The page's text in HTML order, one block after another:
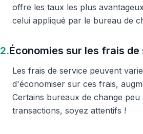
offre les taux les plus
celui appliqué par le bureau de
2.Économies sur les frais de
Les frais de service peuvent
d'économiser sur ces frais,
Certains bureaux de change
transactions, soyez attentifs !